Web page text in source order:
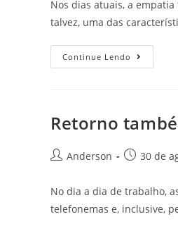
Nos dias atuais, a
talvez, uma das
Continue Lendo
Retorno
Anderson 30 de
No dia a dia de trabalho,
telefonemas e, inclusive,